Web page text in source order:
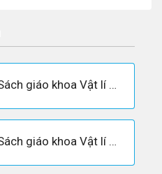
Giải câu 1 Trang 67 - Sách giáo khoa Vật lí 12
Giải câu 2 Trang 67 - Sách giáo khoa Vật lí 12